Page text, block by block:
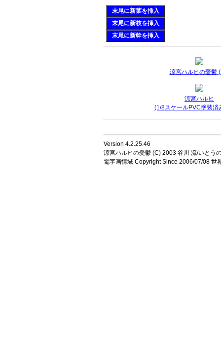
末尾に新葉を挿入
末尾に新枝を挿入
末尾に新幹を挿入
涼宮ハルヒの憂鬱
涼宮ハルヒ
(1/8スケールPVC塗装済
Version 4.2.25.46
涼宮ハルヒの憂鬱 (C) 2003 谷川 流/いとう
電字画情域 Copyright Since 2006/07/08 世